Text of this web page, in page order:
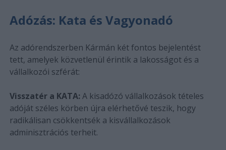
Adózás: Kata és Vagyonadó
Az adórendszerben Kármán két fontos bejelentést
tett, amelyek közvetlenül érintik a lakosságot és a
vállalkozói szférát:
Visszatér a KATA: A kisadózó vállalkozások tételes
adóját széles körben újra elérhetővé teszik, hogy
radikálisan csökkentsék a kisvállalkozások
adminisztrációs terheit.